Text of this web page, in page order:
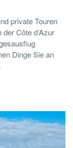
private Touren
Côte d’Azur
Dinge Sie an